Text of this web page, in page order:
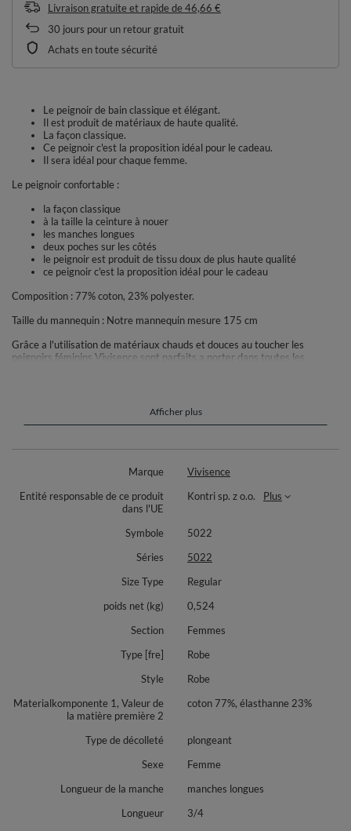
Livraison gratuite et rapidede46,66 €
30 jours pour un retour gratuit
Achats en toute sécurité
Le peignoir de bain classique et élégant.
Il est produit de matériaux de haute qualité.
La façon classique.
Ce peignoir c'est la proposition idéal pour le cadeau.
Il sera idéal pour chaque femme.
Le peignoir confortable :
la façon classique
à la taille la ceinture à nouer
les manches longues
deux poches sur les côtés
le peignoir est produit de tissu doux de plus haute qualité
ce peignoir c'est la proposition idéal pour le cadeau
Composition : 77% coton, 23% polyester.
Taille du mannequin : Notre mannequin mesure 175 cm
Grâce a l'utilisation de matériaux chauds et douces au toucher les
peignoirs féminins Vivisence sont parfaits a porter dans toutes les
avions a l'esprit avant tout le confort et la fonctionnalité. Grâce aux
poches confortables vous pouvez toujours avoir quelques articles
peignoirs légers et courts et des modeles en tissus plus épais et plus
ceinture dans le meme modele ? Nous l'avons pour vous.
Afficher plus
Marque
Vivisence
Entité responsable de ce produit
dans l'UE
Kontri sp. z o.o. Plus
Symbole
5022
Séries
5022
Size Type
Regular
poids net (kg)
0,524
Section
Femmes
Type [fre]
Robe
Style
Robe
Materialkomponente 1, Valeur de
la matière première 2
coton 77%, élasthanne 23%
Type de décolleté
plongeant
Sexe
Femme
Longueur de la manche
manches longues
Longueur
3/4